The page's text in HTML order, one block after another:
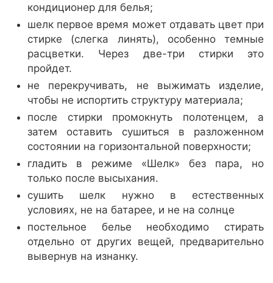
кондиционер для белья;
шелк первое время может отдавать цвет при
стирке (слегка линять), особенно темные
расцветки. Через две-три стирки это
пройдет.
не перекручивать, не выжимать изделие,
чтобы не испортить структуру материала;
после стирки промокнуть полотенцем, а
затем оставить сушиться в разложенном
состоянии на горизонтальной поверхности;
гладить в режиме «Шелк» без пара, но
только после высыхания.
сушить шелк нужно в естественных
условиях, не на батарее, и не на солнце
постельное белье необходимо стирать
отдельно от других вещей, предварительно
вывернув на изнанку.